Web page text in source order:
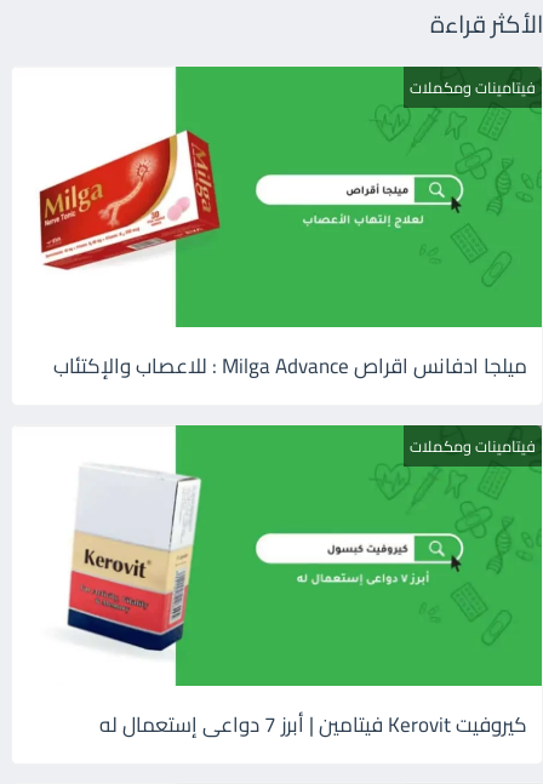
الأكثر قراءة
فيتامينات ومكملات
ميلجا ادفانس اقراص Milga Advance : للاعصاب والإكتئاب
فيتامينات ومكملات
كيروفيت Kerovit فيتامين | أبرز 7 دواعى إستعمال له